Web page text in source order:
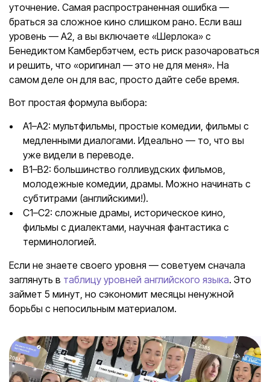
уточнение. Самая распространенная ошибка —
браться за сложное кино слишком рано. Если ваш
уровень — A2, а вы включаете «Шерлока» с
Бенедиктом Камбербэтчем, есть риск разочароваться
и решить, что «оригинал — это не для меня». На
самом деле он для вас, просто дайте себе время.
Вот простая формула выбора:
A1–A2: мультфильмы, простые комедии, фильмы с
медленными диалогами. Идеально — то, что вы
уже видели в переводе.
B1–B2: большинство голливудских фильмов,
молодежные комедии, драмы. Можно начинать с
субтитрами (английскими!).
C1–C2: сложные драмы, историческое кино,
фильмы с диалектами, научная фантастика с
терминологией.
Если не знаете своего уровня — советуем сначала
заглянуть в таблицу уровней английского языка. Это
займет 5 минут, но сэкономит месяцы ненужной
борьбы с непосильным материалом.